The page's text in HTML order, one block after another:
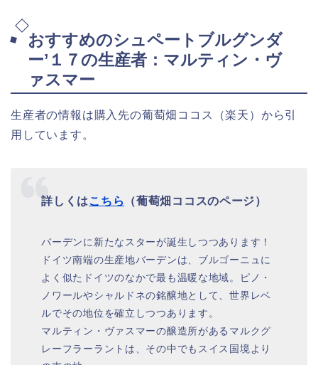
おすすめのシュペートブルグンダ
ー’１７の生産者：マルティン・ヴ
ァスマー
生産者の情報は購入先の葡萄畑ココス（楽天）から引
用しています。
詳しくは こちら （葡萄畑ココスのページ）
バーデンに新たなスターが誕生しつつあります！
ドイツ南端の生産地バーデンは、ブルゴーニュに
よく似たドイツのなかで最も温暖な地域。ピノ・
ノワールやシャルドネの銘醸地として、世界レベ
ルでその地位を確立しつつあります。
マルティン・ヴァスマーの醸造所があるマルクグ
レーフラーラントは、その中でもスイス国境より